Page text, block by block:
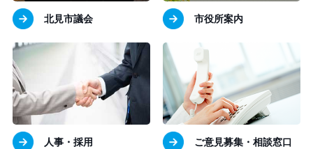
北見市議会 市役所案内
人事・採用 ご意見募集・相談窓口